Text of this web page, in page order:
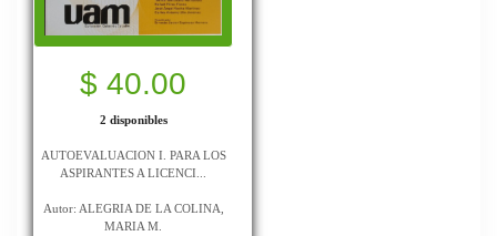
$ 40.00
2 disponibles
AUTOEVALUACION I. PARA LOS
ASPIRANTES A LICENCI...
Autor: ALEGRIA DE LA COLINA,
MARIA M.